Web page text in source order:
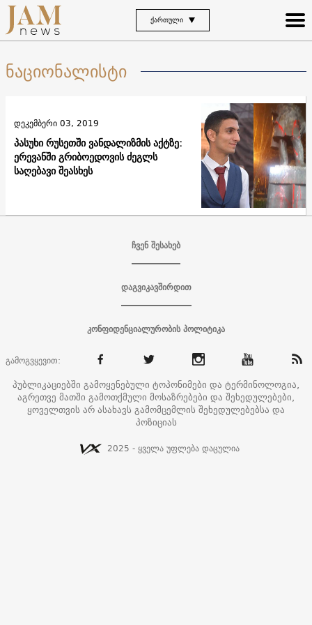
ᲥᲐᲠᲗᲣᲚᲘ
ნაციონალისტი
პასუხი რუსეთში ვანდალიზმის აქტზე:
ერევანში გრიბოედოვის ძეგლს
საღებავი შეასხეს
დეკემბერი 03, 2019
ჩვენ შესახებ
დაგვიკავშირდით
კონფიდენციალურობის პოლიტიკა
გამოგვყევით:
პუბლიკაციებში გამოყენებული ტოპონიმები და ტერმინოლოგია,
აგრეთვე მათში გამოთქმული მოსაზრებები და შეხედულებები,
ყოველთვის არ ასახავს გამომცემლის შეხედულებებსა და
პოზიციას
2025 - ყველა უფლება დაცულია